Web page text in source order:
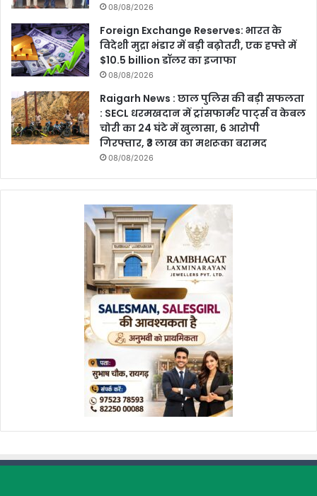
08/08/2026
Foreign Exchange Reserves: भारत के
विदेशी मुद्रा भंडार में बड़ी बढ़ोतरी, एक हफ्ते में
$10.5 billion डॉलर का इजाफा
08/08/2026
Raigarh News : छाल पुलिस की बड़ी सफलता
: SECL धरमखदान में ट्रांसफार्मर पार्ट्स व केबल
चोरी का 24 घंटे में खुलासा, 6 आरोपी
गिरफ्तार, ₹3 लाख का मशरूका बरामद
08/08/2026